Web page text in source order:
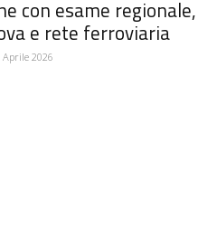
con esame regionale,
e rete ferroviaria
Aprile 2026